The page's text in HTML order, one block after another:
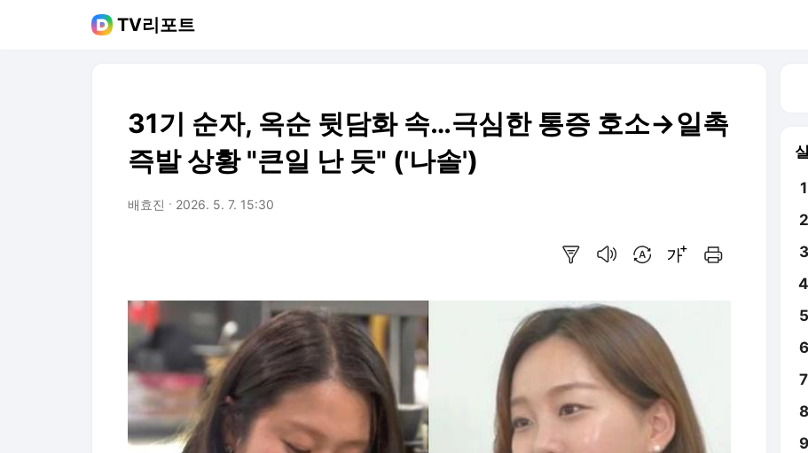
TV리포트
31기 순자, 옥순 뒷담화 속…극심한 통증 호소→일촉
즉발 상황 "큰일 난 듯" ('나솔')
배효진 2026. 5. 7. 15:30
1
2
3
4
5
6
7
8
9